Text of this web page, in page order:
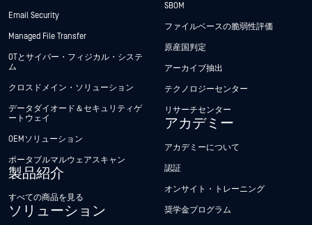
Email Security
Managed File Transfer
OTとサイバー・フィジカル・システ
ム
クロスドメイン・ソリューション
データダイオード＆セキュリティゲ
ートウェイ
OEMソリューション
ポータブルマルウェアスキャン
製品紹介
すべての商品を見る
ソリューション
SBOM
ファイルベースの脆弱性評価
原産国判定
アーカイブ抽出
テクノロジーセンター
リサーチセンター
アカデミー
アカデミーについて
認証
オンサイト・トレーニング
奨学金プログラム